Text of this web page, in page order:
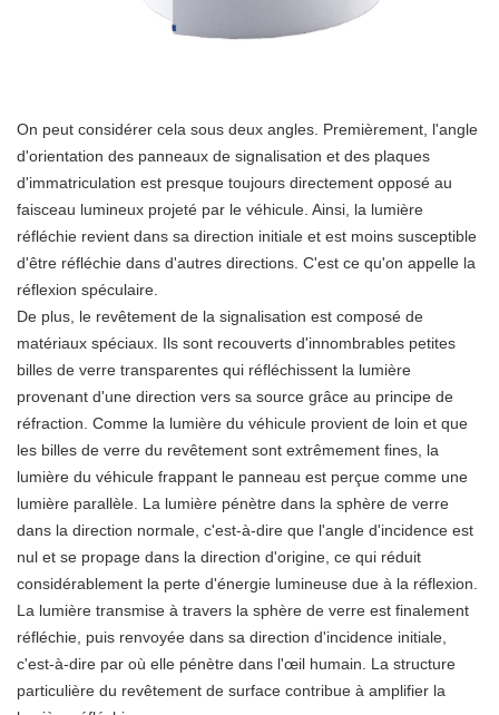
On peut considérer cela sous deux angles. Premièrement, l'angle
d'orientation des panneaux de signalisation et des plaques
d'immatriculation est presque toujours directement opposé au
faisceau lumineux projeté par le véhicule. Ainsi, la lumière
réfléchie revient dans sa direction initiale et est moins susceptible
d'être réfléchie dans d'autres directions. C'est ce qu'on appelle la
réflexion spéculaire.
De plus, le revêtement de la signalisation est composé de
matériaux spéciaux. Ils sont recouverts d'innombrables petites
billes de verre transparentes qui réfléchissent la lumière
provenant d'une direction vers sa source grâce au principe de
réfraction. Comme la lumière du véhicule provient de loin et que
les billes de verre du revêtement sont extrêmement fines, la
lumière du véhicule frappant le panneau est perçue comme une
lumière parallèle. La lumière pénètre dans la sphère de verre
dans la direction normale, c'est-à-dire que l'angle d'incidence est
nul et se propage dans la direction d'origine, ce qui réduit
considérablement la perte d'énergie lumineuse due à la réflexion.
La lumière transmise à travers la sphère de verre est finalement
réfléchie, puis renvoyée dans sa direction d'incidence initiale,
c'est-à-dire par où elle pénètre dans l'œil humain. La structure
particulière du revêtement de surface contribue à amplifier la